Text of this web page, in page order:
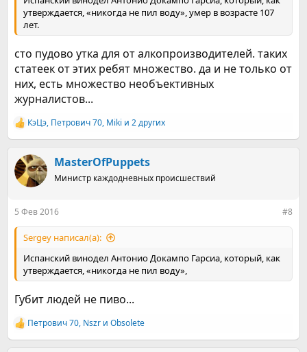
утверждается, «никогда не пил воду», умер в возрасте 107
лет.
сто пудово утка для от алкопроизводителей. таких
статеек от этих ребят множество. да и не только от
них, есть множество необъективных
журналистов...
Р
е
к
ц
и
КэЦэ, Петрович 70, Miki и 2 других
MasterOfPuppets
Министр каждодневных происшествий
5 Фев 2016 #8
Sergey написал(а):
Испанский винодел Антонио Докампо Гарсиа, который, как
утверждается, «никогда не пил воду»,
Губит людей не пиво...
Р
е
Петрович 70, Nszr и Obsolete